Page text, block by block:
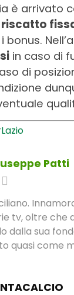
è arrivato
bonus.
in caso di
di
Patti
tv, oltre che
dalla sua
quasi come